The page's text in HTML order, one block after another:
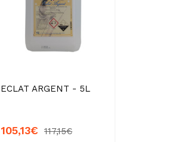
ECLAT ARGENT - 5L
105,13€ 117,15€